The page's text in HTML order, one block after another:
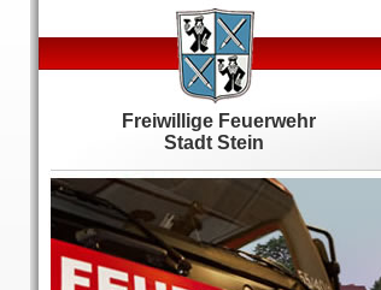
Freiwillige Feuerwehr
Stadt Stein